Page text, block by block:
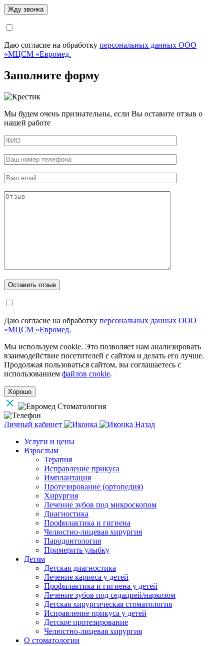
Даю согласие на обработку персональных данных ООО
«МЦСМ «Евромед.
Заполните форму
Мы будем очень признательны, если Вы оставите отзыв о
нашей работе
Даю согласие на обработку персональных данных ООО
«МЦСМ «Евромед.
Мы используем cookie. Это позволяет нам анализировать
взаимодействие посетителей с сайтом и делать его лучше.
Продолжая пользоваться сайтом, вы соглашаетесь с
использованием файлов cookie.
Хорошо
Личный кабинет
Назад
Услуги и цены
Взрослым
Терапия
Исправление прикуса
Имплантация
Протезирование (ортопедия)
Хирургия
Лечение зубов под микроскопом
Диагностика
Профилактика и гигиена
Челюстно-лицевая хирургия
Пародонтология
Примерить улыбку
Детям
Детская диагностика
Лечение кариеса у детей
Профилактика и гигиена у детей
Лечение зубов под седацией/наркозом
Детская хирургическая стоматология
Исправление прикуса у детей
Детское протезирование
Челюстно-лицевая хирургия
О стоматологии